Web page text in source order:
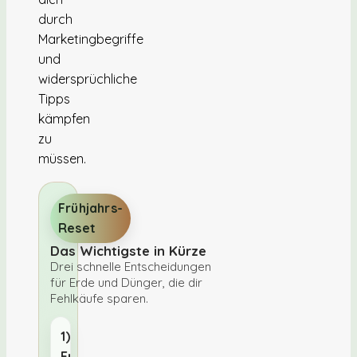
durch
Marketingbegriffe
und
widersprüchliche
Tipps
kämpfen
zu
müssen.
Frühjahrs-
Reset
Das Wichtigste in Kürze
Drei schnelle Entscheidungen
für Erde und Dünger, die dir
Fehlkäufe sparen.
1)